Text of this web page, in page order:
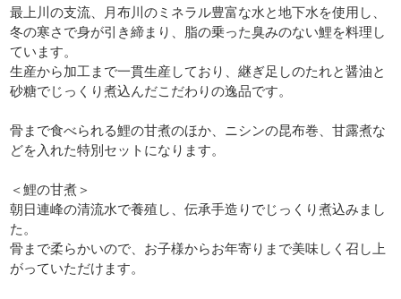
最上川の支流、月布川のミネラル豊富な水と地下水を使用し、
冬の寒さで身が引き締まり、脂の乗った臭みのない鯉を料理し
ています。
生産から加工まで一貫生産しており、継ぎ足しのたれと醤油と
砂糖でじっくり煮込んだこだわりの逸品です。
骨まで食べられる鯉の甘煮のほか、ニシンの昆布巻、甘露煮な
どを入れた特別セットになります。
＜鯉の甘煮＞
朝日連峰の清流水で養殖し、伝承手造りでじっくり煮込みまし
た。
骨まで柔らかいので、お子様からお年寄りまで美味しく召し上
がっていただけます。